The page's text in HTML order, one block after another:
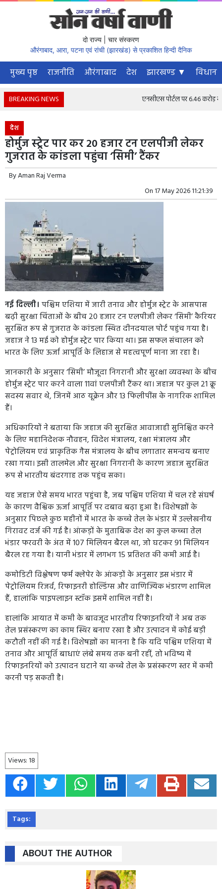
दो राज्य | चार संस्करण
औरंगाबाद, आरा, पटना एवं रांची (झारखंड) से प्रकाशित हिन्दी दैनिक
मुख्य पृष्ठ राजनीति औरंगाबाद देश झारखण्ड ▼
BREAKING NEWS एनसीएस पोर्टल पर 6.46 करोड़ से
देश
होर्मुज स्ट्रेट पार कर 20 हजार टन एलपीजी लेकर
गुजरात के कांडला पहुंचा ‘सिमी’ टैंकर
ByAman Raj Verma
On17 May 2026 11:21:39
नई दिल्ली। पश्चिम एशिया में जारी तनाव और होर्मुज स्ट्रेट के आसपास
बढ़ी सुरक्षा चिंताओं के बीच 20 हजार टन एलपीजी लेकर ‘सिमी’ कैरियर
सुरक्षित रूप से गुजरात के कांडला स्थित दीनदयाल पोर्ट पहुंच गया है।
जहाज ने 13 मई को होर्मुज स्ट्रेट पार किया था। इस सफल संचालन को
भारत के लिए ऊर्जा आपूर्ति के लिहाज से महत्वपूर्ण माना जा रहा है।
जानकारी के अनुसार ‘सिमी’ मौजूदा निगरानी और सुरक्षा व्यवस्था के बीच
होर्मुज स्ट्रेट पार करने वाला 11वां एलपीजी टैंकर था। जहाज पर कुल 21 क्रू
सदस्य सवार थे, जिनमें आठ यूक्रेन और 13 फिलीपींस के नागरिक शामिल
हैं।
अधिकारियों ने बताया कि जहाज की सुरक्षित आवाजाही सुनिश्चित करने
के लिए महानिदेशक नौवहन, विदेश मंत्रालय, रक्षा मंत्रालय और
पेट्रोलियम एवं प्राकृतिक गैस मंत्रालय के बीच लगातार समन्वय बनाए
रखा गया। इसी तालमेल और सुरक्षा निगरानी के कारण जहाज सुरक्षित
रूप से भारतीय बंदरगाह तक पहुंच सका।
यह जहाज ऐसे समय भारत पहुंचा है, जब पश्चिम एशिया में चल रहे संघर्ष
के कारण वैश्विक ऊर्जा आपूर्ति पर दबाव बढ़ा हुआ है। विशेषज्ञों के
अनुसार पिछले कुछ महीनों में भारत के कच्चे तेल के भंडार में उल्लेखनीय
गिरावट दर्ज की गई है। आंकड़ों के मुताबिक देश का कुल कच्चा तेल
भंडार फरवरी के अंत में 107 मिलियन बैरल था, जो घटकर 91 मिलियन
बैरल रह गया है। यानी भंडार में लगभग 15 प्रतिशत की कमी आई है।
कमोडिटी विश्लेषण फर्म क्लेपेर के आंकड़ों के अनुसार इस भंडार में
पेट्रोलियम रिजर्व, रिफाइनरी होल्डिंग्स और वाणिज्यिक भंडारण शामिल
हैं, हालांकि पाइपलाइन स्टॉक इसमें शामिल नहीं है।
हालांकि आयात में कमी के बावजूद भारतीय रिफाइनरियों ने अब तक
तेल प्रसंस्करण का काम स्थिर बनाए रखा है और उत्पादन में कोई बड़ी
कटौती नहीं की गई है। विशेषज्ञों का मानना है कि यदि पश्चिम एशिया में
तनाव और आपूर्ति बाधाएं लंबे समय तक बनी रहीं, तो भविष्य में
रिफाइनरियों को उत्पादन घटाने या कच्चे तेल के प्रसंस्करण स्तर में कमी
करनी पड़ सकती है।
Views:18
Tags:
ABOUT THE AUTHOR